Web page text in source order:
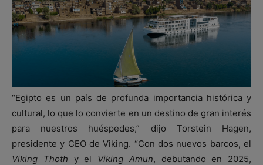
“Egipto es un país de profunda importancia histórica y
cultural, lo que lo convierte en un destino de gran interés
para nuestros huéspedes,” dijo Torstein Hagen,
presidente y CEO de Viking. “Con dos nuevos barcos, el
Viking Thoth y el Viking Amun, debutando en 2025,